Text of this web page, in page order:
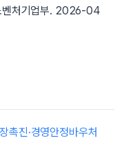
벤처기업부. 2026-04
진·경영안정바우처